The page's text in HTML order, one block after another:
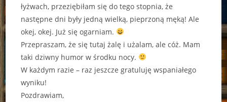
łyżwach, przeziębiłam się do tego stopnia, że
następne dni były jedną wielką, pieprzoną męką! Ale
okej, okej. Już się ogarniam.
Przepraszam, że się tutaj żalę i użalam, ale cóż. Mam
taki dziwny humor w środku nocy.
W każdym razie – raz jeszcze gratuluję wspaniałego
wyniku!
Pozdrawiam,